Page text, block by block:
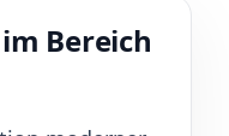
Bereich